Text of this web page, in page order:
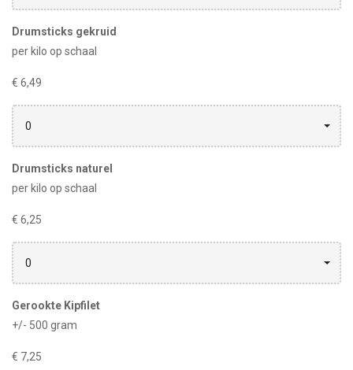
Drumsticks gekruid
per kilo op schaal
€ 6,49
0
Drumsticks naturel
per kilo op schaal
€ 6,25
0
Gerookte Kipfilet
+/- 500 gram
€ 7,25